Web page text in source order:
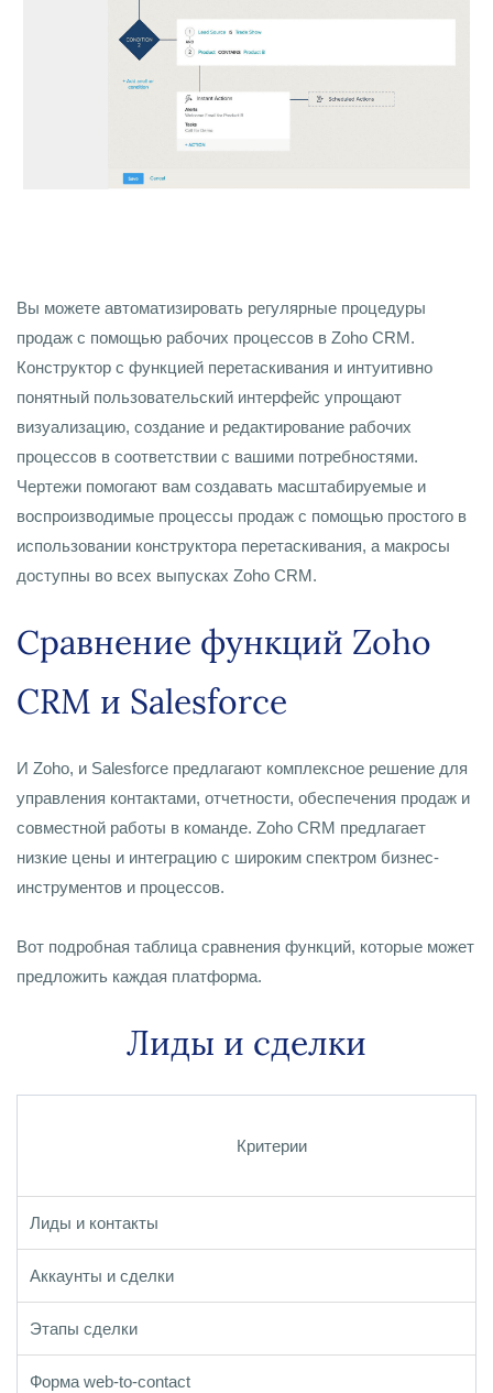
Вы можете автоматизировать регулярные процедуры
продаж с помощью рабочих процессов в Zoho CRM.
Конструктор с функцией перетаскивания и интуитивно
понятный пользовательский интерфейс упрощают
визуализацию, создание и редактирование рабочих
процессов в соответствии с вашими потребностями.
Чертежи помогают вам создавать масштабируемые и
воспроизводимые процессы продаж с помощью простого в
использовании конструктора перетаскивания, а макросы
доступны во всех выпусках Zoho CRM.
Сравнение функций Zoho
CRM и Salesforce
И Zoho, и Salesforce предлагают комплексное решение для
управления контактами, отчетности, обеспечения продаж и
совместной работы в команде. Zoho CRM предлагает
низкие цены и интеграцию с широким спектром бизнес-
инструментов и процессов.
Вот подробная таблица сравнения функций, которые может
предложить каждая платформа.
Лиды и сделки
Критерии
Лиды и контакты
Аккаунты и сделки
Этапы сделки
Форма web-to-contact